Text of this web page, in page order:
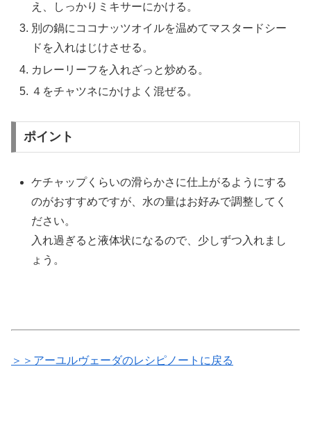
え、しっかりミキサーにかける。
別の鍋にココナッツオイルを温めてマスタードシー
ドを入れはじけさせる。
カレーリーフを入れざっと炒める。
４をチャツネにかけよく混ぜる。
ポイント
ケチャップくらいの滑らかさに仕上がるようにする
のがおすすめですが、水の量はお好みで調整してく
ださい。
入れ過ぎると液体状になるので、少しずつ入れまし
ょう。
＞＞アーユルヴェーダのレシピノートに戻る